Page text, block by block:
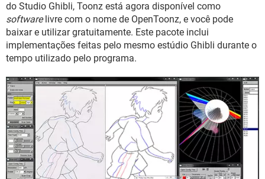
do Studio Ghibli, Toonz está agora disponível como
softwarelivre com o nome de OpenToonz, e você pode
baixar e utilizar gratuitamente. Este pacote inclui
implementações feitas pelo mesmo estúdio Ghibli durante o
tempo utilizado pelo programa.